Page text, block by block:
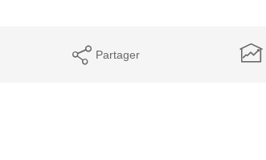
Partager